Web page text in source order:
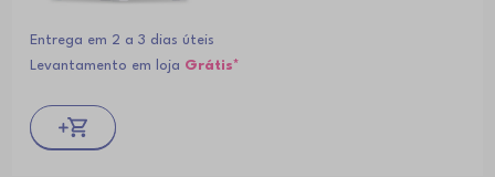
Entrega em 2 a 3 dias úteis
Levantamento em loja Grátis*